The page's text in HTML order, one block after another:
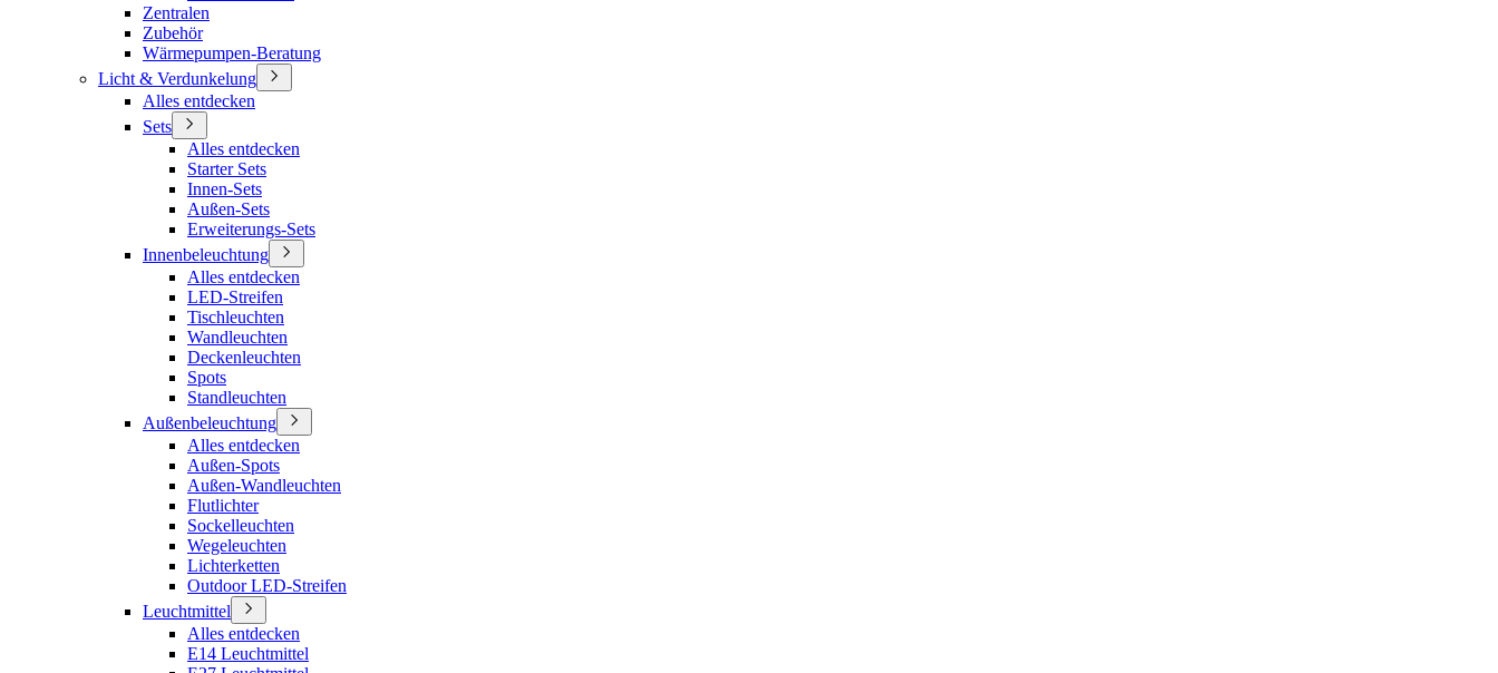
Zentralen
Zubehör
Wärmepumpen-Beratung
Licht & Verdunkelung
Alles entdecken
Sets
Alles entdecken
Starter Sets
Innen-Sets
Außen-Sets
Erweiterungs-Sets
Innenbeleuchtung
Alles entdecken
LED-Streifen
Tischleuchten
Wandleuchten
Deckenleuchten
Spots
Standleuchten
Außenbeleuchtung
Alles entdecken
Außen-Spots
Außen-Wandleuchten
Flutlichter
Sockelleuchten
Wegeleuchten
Lichterketten
Outdoor LED-Streifen
Leuchtmittel
Alles entdecken
E14 Leuchtmittel